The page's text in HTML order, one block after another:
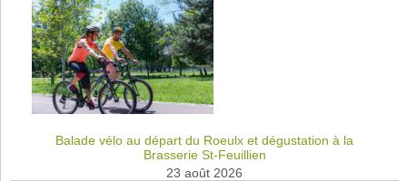
Balade vélo au départ du Roeulx et dégustation à la
Brasserie St-Feuillien
23 août 2026